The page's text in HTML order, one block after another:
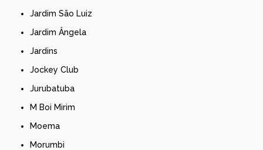
Jardim São Luiz
Jardim Ângela
Jardins
Jockey Club
Jurubatuba
M Boi Mirim
Moema
Morumbi